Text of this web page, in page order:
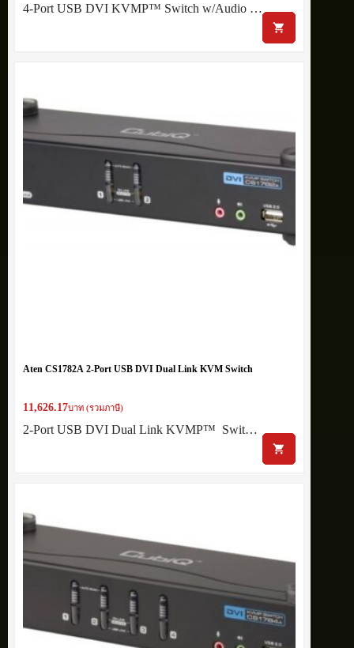
4-Port USB DVI KVMP™ Switch w/Audio …
Aten CS1782A 2-Port USB DVI Dual Link KVM Switch
11,626.17บาท (รวมภาษี)
2-Port USB DVI Dual Link KVMP™ Swit…